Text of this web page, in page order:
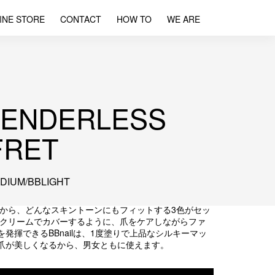
WE ARE
HOW TO
CONTACT
STORE
BBLIGHT
ら、どんなスキントーンにもフィットする3色がセッ
リームでカバーするように、爪をケアしながらファ
発揮できるBBnailは、1度塗りで上品なシルキーマッ
が美しくなるから、男女ともに使えます。